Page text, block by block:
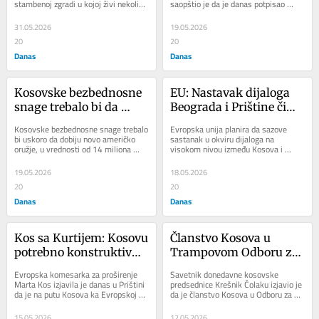
stambenoj zgradi u kojoj živi nekoliko
srpskih porodica. Do upada je došlo...
31.05.2026
20
Danas
saopštio je da je danas potpisao
osnivanje Radne grupe koja će...
19.05.2026
20
Danas
Kosovske bezbednosne
snage trebalo bi da
oružje
Kosovske bezbednosne snage trebalo
bi uskoro da dobiju novo američko
oružje, u vrednosti od 14 miliona
dolara. Stejt department je već
obavestio...
19.05.2026
20
Danas
EU: Nastavak dijaloga
Beograda i Prištine čim
Evropska unija planira da sazove
sastanak u okviru dijaloga na
visokom nivou između Kosova i
Kosova pres....
18.05.2026
20
Danas
Kos sa Kurtijem: Kosovu
potrebno konstruktivno
sa Srbijom
Evropska komesarka za proširenje
Marta Kos izjavila je danas u Prištini
da je na putu Kosova ka Evropskoj
uniji potrebno konstruktivno
angažovanje...
Članstvo Kosova u
Trampovom Odboru za
između Kurtija i
Osmani?
Savetnik donedavne kosovske
predsednice Krešnik Čolaku izjavio je
da je članstvo Kosova u Odboru za
mir bio ključni trenutak koji je doveo
do...